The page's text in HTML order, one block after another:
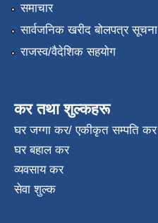
समाचार
सार्वजनिक खरीद बोलपत्र सूचना
राजस्व/वैदेशिक सहयोग
कर तथा शुल्कहरू
घर जग्गा कर/ एकीकृत सम्पति कर
घर बहाल कर
व्यवसाय कर
सेवा शुल्क